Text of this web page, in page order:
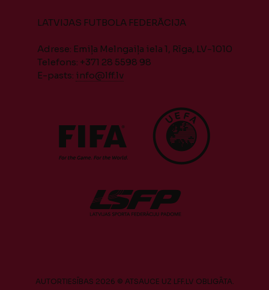
LATVIJAS FUTBOLA FEDERĀCIJA
Adrese: Emiļa Melngaiļa iela 1, Rīga, LV-1010
Telefons: +371 28 5598 98
E-pasts: info@lff.lv
AUTORTIESĪBAS 2026 © ATSAUCE UZ LFF.LV OBLIGĀTA.